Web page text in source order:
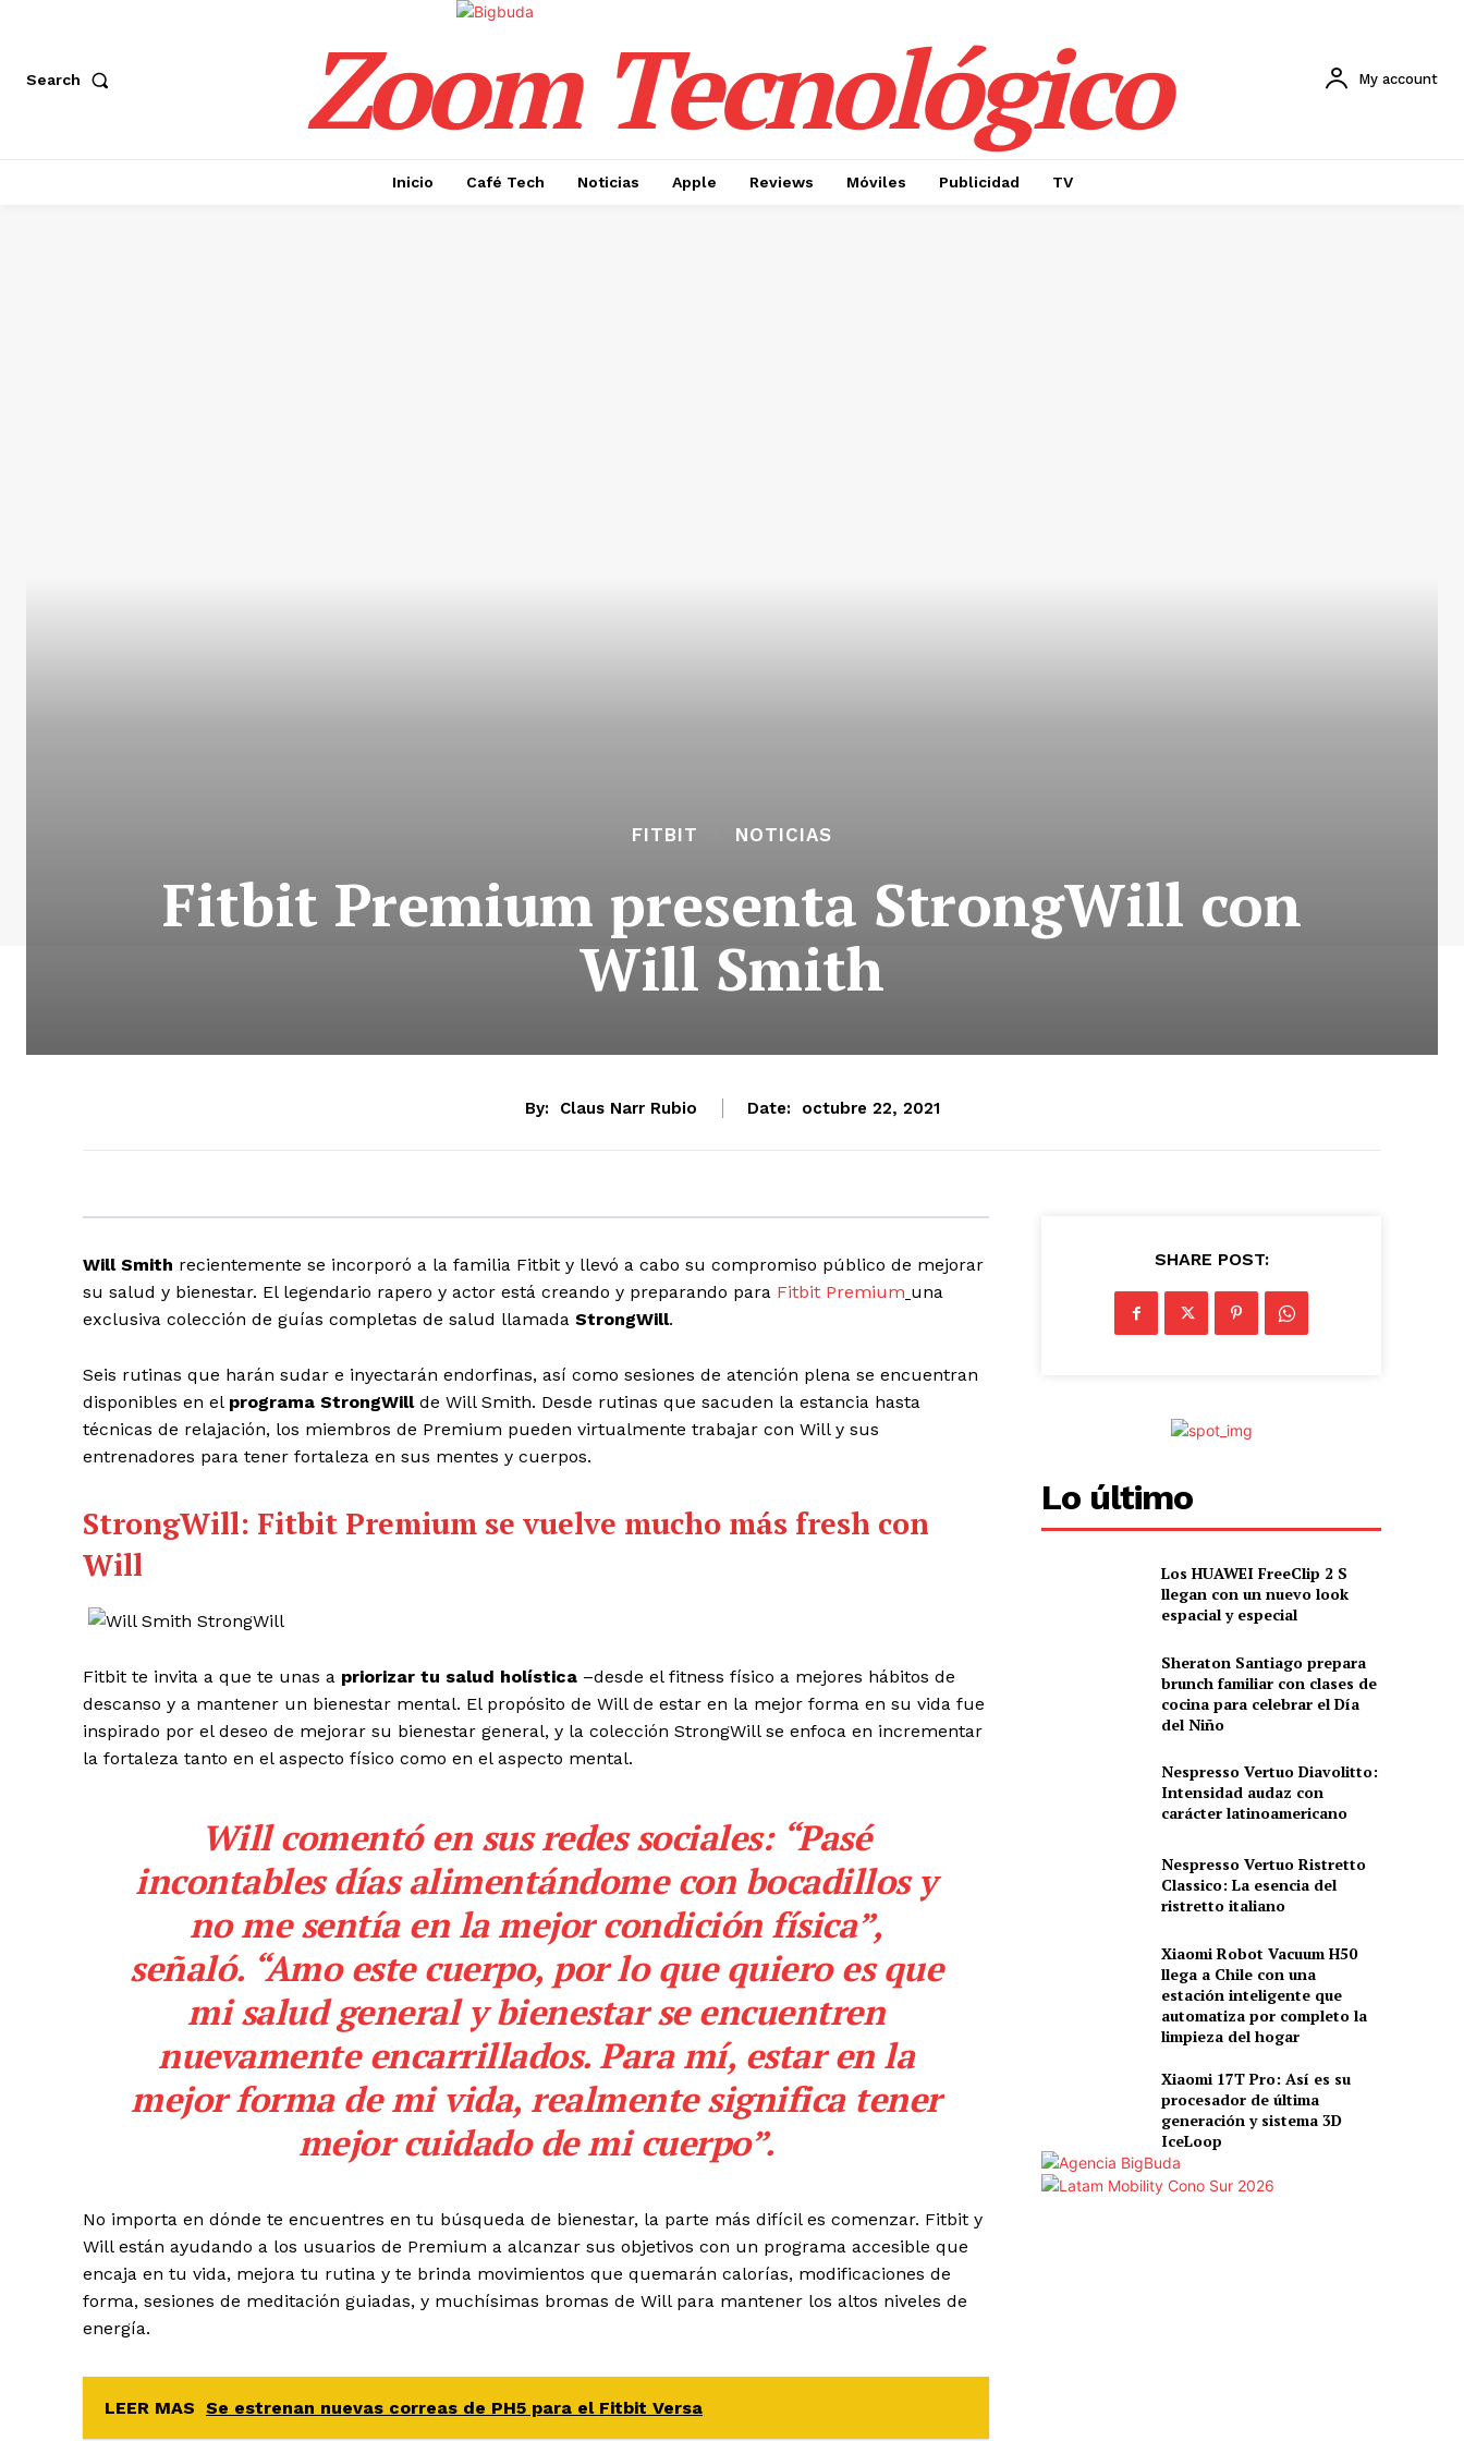
Search Zoom Tecnológico My account
Inicio Café Tech Noticias Apple Reviews Móviles Publicidad TV
FITBIT NOTICIAS
Fitbit Premium presenta StrongWill con
Will Smith
By: Claus Narr Rubio Date: octubre 22, 2021
Will Smith recientemente se incorporó a la familia Fitbit y llevó a cabo su compromiso público de mejorar
su salud y bienestar. El legendario rapero y actor está creando y preparando para Fitbit Premium una
exclusiva colección de guías completas de salud llamada StrongWill.
Seis rutinas que harán sudar e inyectarán endorfinas, así como sesiones de atención plena se encuentran
disponibles en el programa StrongWillde Will Smith. Desde rutinas que sacuden la estancia hasta
técnicas de relajación, los miembros de Premium pueden virtualmente trabajar con Will y sus
entrenadores para tener fortaleza en sus mentes y cuerpos.
StrongWill: Fitbit Premium se vuelve mucho más fresh con
Will
Fitbit te invita a que te unas a priorizar tu salud holística –desde el fitness físico a mejores hábitos de
descanso y a mantener un bienestar mental. El propósito de Will de estar en la mejor forma en su vida fue
inspirado por el deseo de mejorar su bienestar general, y la colección StrongWill se enfoca en incrementar
la fortaleza tanto en el aspecto físico como en el aspecto mental.
Will comentó en sus redes sociales: “Pasé
incontables días alimentándome con bocadillos y
no me sentía en la mejor condición física”,
señaló. “Amo este cuerpo, por lo que quiero es que
mi salud general y bienestar se encuentren
nuevamente encarrillados. Para mí, estar en la
mejor forma de mi vida, realmente significa tener
mejor cuidado de mi cuerpo”.
No importa en dónde te encuentres en tu búsqueda de bienestar, la parte más difícil es comenzar. Fitbit y
Will están ayudando a los usuarios de Premium a alcanzar sus objetivos con un programa accesible que
encaja en tu vida, mejora tu rutina y te brinda movimientos que quemarán calorías, modificaciones de
forma, sesiones de meditación guiadas, y muchísimas bromas de Will para mantener los altos niveles de
energía.
LEER MAS Se estrenan nuevas correas de PH5 para el Fitbit Versa
SHARE POST:
Lo último
Los HUAWEI FreeClip 2 S
llegan con un nuevo look
espacial y especial
Sheraton Santiago prepara
brunch familiar con clases de
cocina para celebrar el Día
del Niño
Nespresso Vertuo Diavolitto:
Intensidad audaz con
carácter latinoamericano
Nespresso Vertuo Ristretto
Classico: La esencia del
ristretto italiano
Xiaomi Robot Vacuum H50
llega a Chile con una
estación inteligente que
automatiza por completo la
limpieza del hogar
Xiaomi 17T Pro: Así es su
procesador de última
generación y sistema 3D
IceLoop